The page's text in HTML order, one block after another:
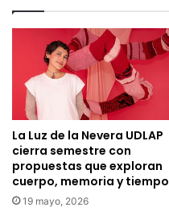
La Luz de la Nevera UDLAP
cierra semestre con
propuestas que exploran
cuerpo, memoria y tiempo
19 mayo, 2026